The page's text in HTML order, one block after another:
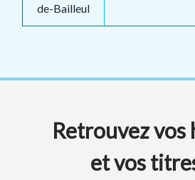
de-Bailleul
Retrouvez vos
et vos